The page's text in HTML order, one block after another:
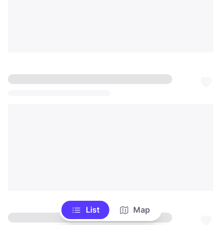
List Map